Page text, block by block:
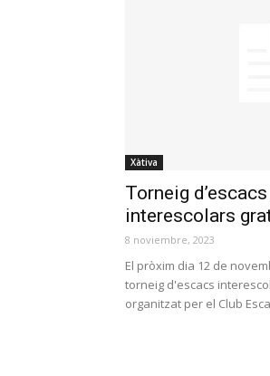
Xàtiva
Torneig
interescolars
8 noviembre, 2023
El pròxim dia 12 de
torneig d'escacs
organitzat per el Club